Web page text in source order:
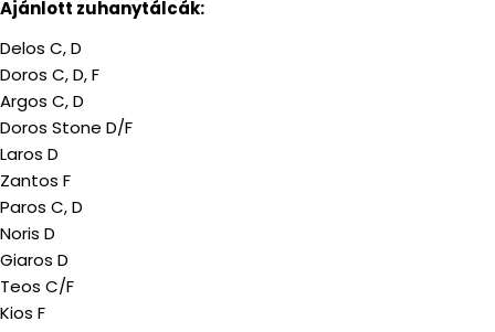
Ajánlott zuhanytálcák:
Delos C, D
Doros C, D, F
Argos C, D
Doros Stone D/F
Laros D
Zantos F
Paros C, D
Noris D
Giaros D
Teos C/F
Kios F